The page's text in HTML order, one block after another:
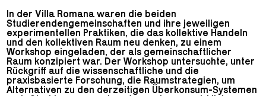
In der Villa Romana waren die beiden
Studierendengemeinschaften und ihre jeweiligen
experimentellen Praktiken, die das kollektive Handeln
und den kollektiven Raum neu denken, zu einem
Workshop eingeladen, der als gemeinschaftlicher
Raum konzipiert war. Der Workshop untersuchte, unter
Rückgriff auf die wissenschaftliche und die
praxisbasierte Forschung, die Raumstrategien, um
Alternativen zu den derzeitigen Überkonsum-Systemen